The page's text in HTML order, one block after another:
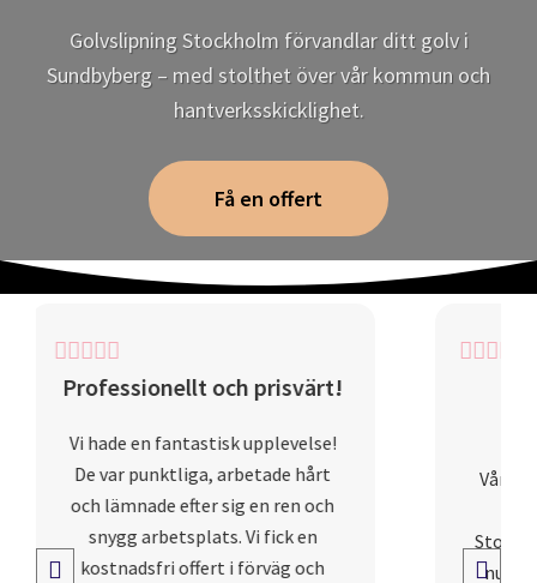
Golvslipning Stockholm förvandlar ditt golv i
Sundbyberg – med stolthet över vår kommun och
hantverksskicklighet.
Få en offert
Förvandlade vårt
Vårt vardagsrumsgolv var slitet
och matt, men tack vare
Stockholms Golvslipning ser det
nu ut som nytt! De slipade och